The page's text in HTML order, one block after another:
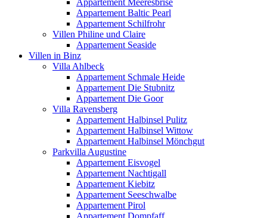
Appartement Meeresbrise
Appartement Baltic Pearl
Appartement Schilfrohr
Villen Philine und Claire
Appartement Seaside
Villen in Binz
Villa Ahlbeck
Appartement Schmale Heide
Appartement Die Stubnitz
Appartement Die Goor
Villa Ravensberg
Appartement Halbinsel Pulitz
Appartement Halbinsel Wittow
Appartement Halbinsel Mönchgut
Parkvilla Augustine
Appartement Eisvogel
Appartement Nachtigall
Appartement Kiebitz
Appartement Seeschwalbe
Appartement Pirol
Appartement Dompfaff